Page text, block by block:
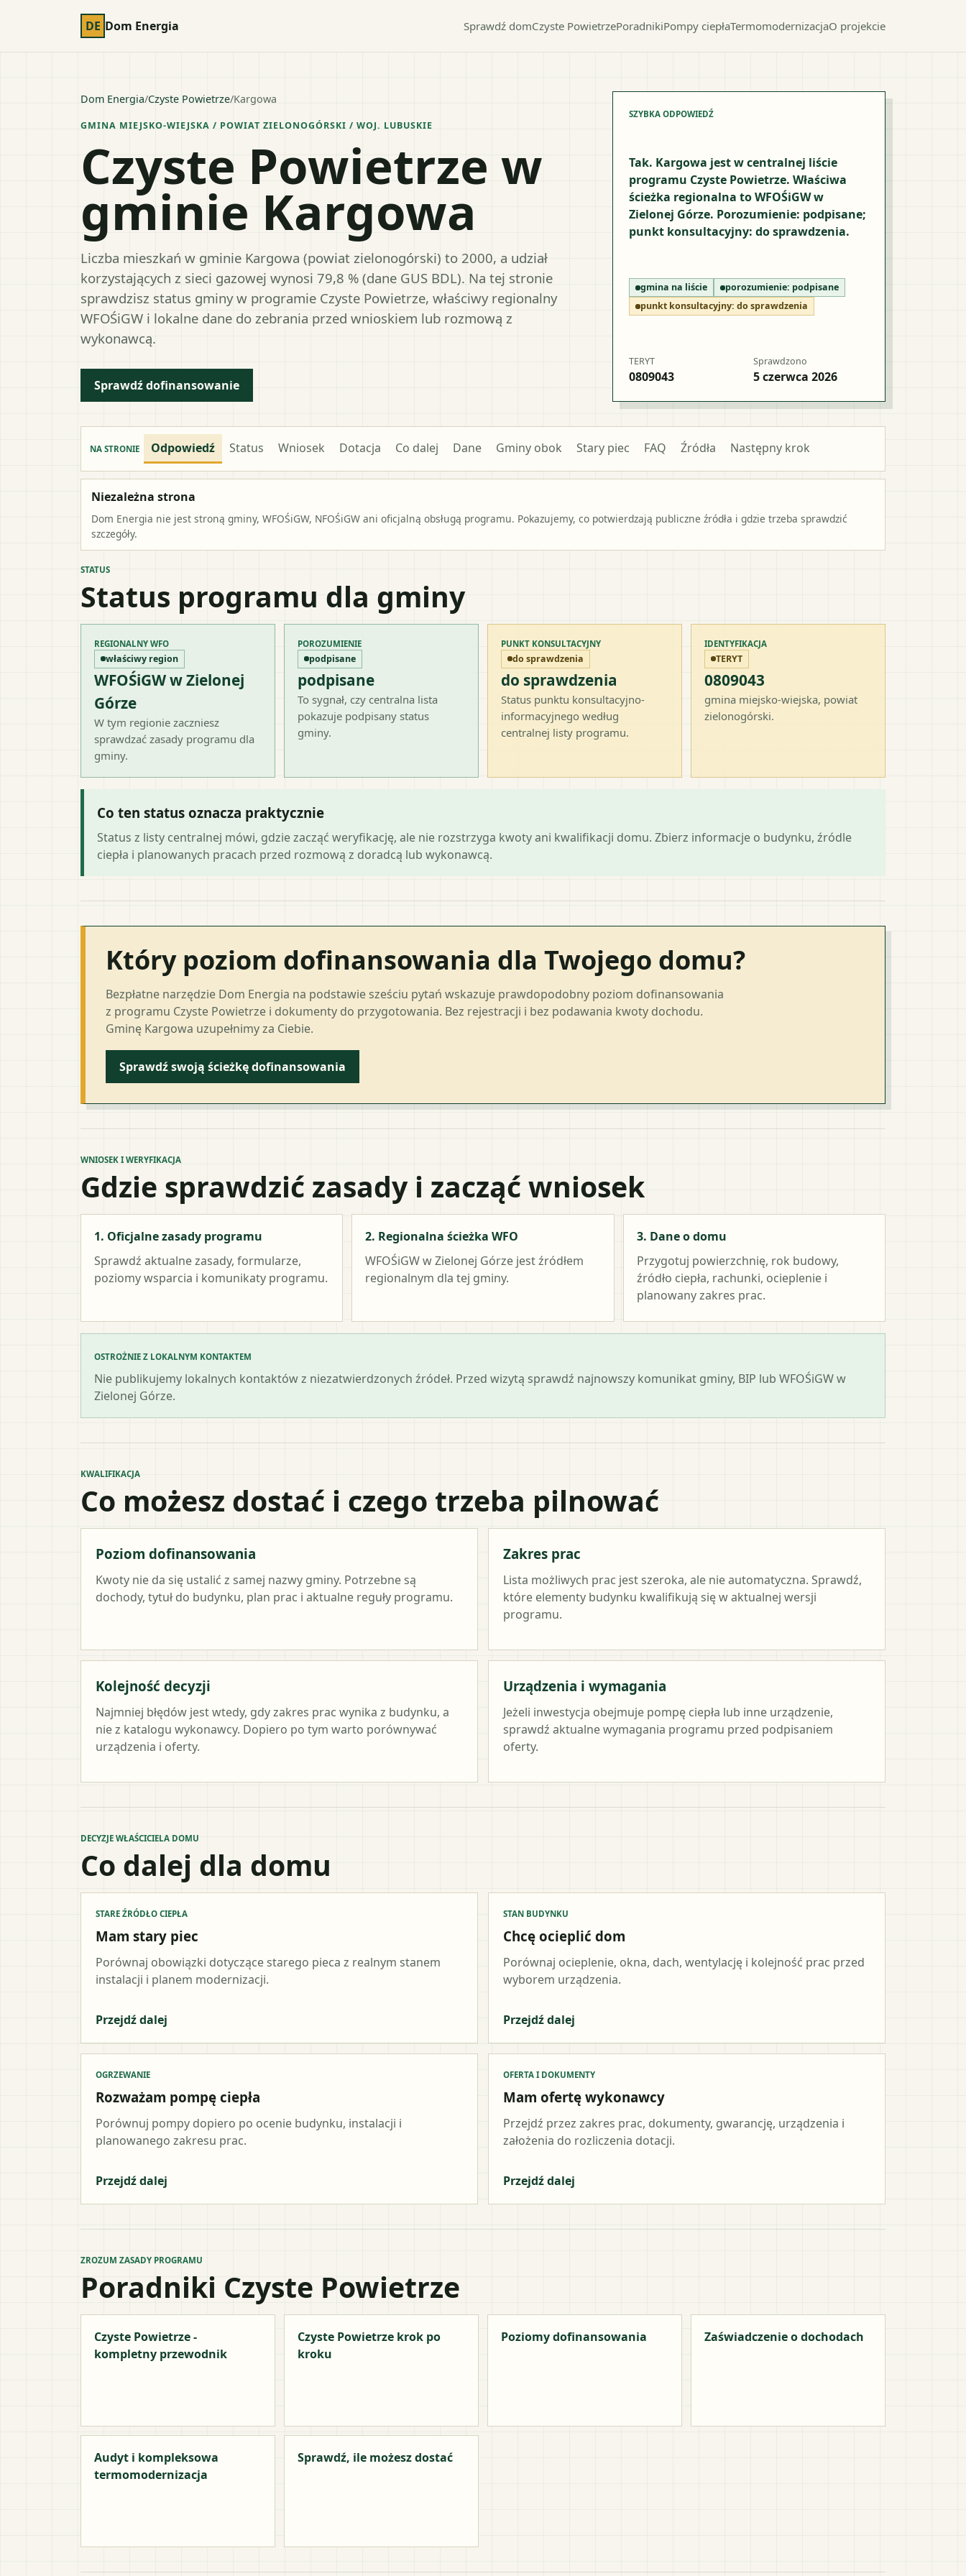
DE Dom Energia Sprawdź domCzyste PowietrzePoradnikiPompy ciepłaTermomodernizacjaO projekcie
Dom Energia/Czyste Powietrze/Kargowa
GMINA MIEJSKO-WIEJSKA / POWIAT ZIELONOGÓRSKI / WOJ. LUBUSKIE
Czyste Powietrze w
gminie Kargowa
Liczba mieszkań w gminie Kargowa (powiat zielonogórski) to 2000, a udział
korzystających z sieci gazowej wynosi 79,8 % (dane GUS BDL). Na tej stronie
sprawdzisz status gminy w programie Czyste Powietrze, właściwy regionalny
WFOŚiGW i lokalne dane do zebrania przed wnioskiem lub rozmową z
wykonawcą.
Sprawdź dofinansowanie
SZYBKA ODPOWIEDŹ
Tak. Kargowa jest w centralnej liście
programu Czyste Powietrze. Właściwa
ścieżka regionalna to WFOŚiGW w
Zielonej Górze. Porozumienie: podpisane;
punkt konsultacyjny: do sprawdzenia.
gmina na liście porozumienie: podpisane
punkt konsultacyjny: do sprawdzenia
TERYT
0809043
Sprawdzono
5 czerwca 2026
NA STRONIE Odpowiedź Status Wniosek Dotacja Co dalej Dane Gminy obok Stary piec FAQ Źródła Następny krok
Niezależna strona
Dom Energia nie jest stroną gminy, WFOŚiGW, NFOŚiGW ani oficjalną obsługą programu. Pokazujemy, co potwierdzają publiczne źródła i gdzie trzeba sprawdzić
szczegóły.
STATUS
Status programu dla gminy
REGIONALNY WFO
właściwy region
WFOŚiGW w Zielonej
Górze
W tym regionie zaczniesz
sprawdzać zasady programu dla
gminy.
POROZUMIENIE
podpisane
podpisane
To sygnał, czy centralna lista
pokazuje podpisany status
gminy.
PUNKT KONSULTACYJNY
do sprawdzenia
do sprawdzenia
Status punktu konsultacyjno-
informacyjnego według
centralnej listy programu.
IDENTYFIKACJA
TERYT
0809043
gmina miejsko-wiejska, powiat
zielonogórski.
Co ten status oznacza praktycznie
Status z listy centralnej mówi, gdzie zacząć weryfikację, ale nie rozstrzyga kwoty ani kwalifikacji domu. Zbierz informacje o budynku, źródle
ciepła i planowanych pracach przed rozmową z doradcą lub wykonawcą.
Który poziom dofinansowania dla Twojego domu?
Bezpłatne narzędzie Dom Energia na podstawie sześciu pytań wskazuje prawdopodobny poziom dofinansowania
z programu Czyste Powietrze i dokumenty do przygotowania. Bez rejestracji i bez podawania kwoty dochodu.
Gminę Kargowa uzupełnimy za Ciebie.
Sprawdź swoją ścieżkę dofinansowania
WNIOSEK I WERYFIKACJA
Gdzie sprawdzić zasady i zacząć wniosek
1. Oficjalne zasady programu
Sprawdź aktualne zasady, formularze,
poziomy wsparcia i komunikaty programu.
2. Regionalna ścieżka WFO
WFOŚiGW w Zielonej Górze jest źródłem
regionalnym dla tej gminy.
3. Dane o domu
Przygotuj powierzchnię, rok budowy,
źródło ciepła, rachunki, ocieplenie i
planowany zakres prac.
OSTROŻNIE Z LOKALNYM KONTAKTEM
Nie publikujemy lokalnych kontaktów z niezatwierdzonych źródeł. Przed wizytą sprawdź najnowszy komunikat gminy, BIP lub WFOŚiGW w
Zielonej Górze.
KWALIFIKACJA
Co możesz dostać i czego trzeba pilnować
Poziom dofinansowania
Kwoty nie da się ustalić z samej nazwy gminy. Potrzebne są
dochody, tytuł do budynku, plan prac i aktualne reguły programu.
Zakres prac
Lista możliwych prac jest szeroka, ale nie automatyczna. Sprawdź,
które elementy budynku kwalifikują się w aktualnej wersji
programu.
Kolejność decyzji
Najmniej błędów jest wtedy, gdy zakres prac wynika z budynku, a
nie z katalogu wykonawcy. Dopiero po tym warto porównywać
urządzenia i oferty.
Urządzenia i wymagania
Jeżeli inwestycja obejmuje pompę ciepła lub inne urządzenie,
sprawdź aktualne wymagania programu przed podpisaniem
oferty.
DECYZJE WŁAŚCICIELA DOMU
Co dalej dla domu
STARE ŹRÓDŁO CIEPŁA
Mam stary piec
Porównaj obowiązki dotyczące starego pieca z realnym stanem
instalacji i planem modernizacji.
Przejdź dalej
STAN BUDYNKU
Chcę ocieplić dom
Porównaj ocieplenie, okna, dach, wentylację i kolejność prac przed
wyborem urządzenia.
Przejdź dalej
OGRZEWANIE
Rozważam pompę ciepła
Porównuj pompy dopiero po ocenie budynku, instalacji i
planowanego zakresu prac.
Przejdź dalej
OFERTA I DOKUMENTY
Mam ofertę wykonawcy
Przejdź przez zakres prac, dokumenty, gwarancję, urządzenia i
założenia do rozliczenia dotacji.
Przejdź dalej
ZROZUM ZASADY PROGRAMU
Poradniki Czyste Powietrze
Czyste Powietrze -
kompletny przewodnik
Czyste Powietrze krok po
kroku
Poziomy dofinansowania Zaświadczenie o dochodach
Audyt i kompleksowa
termomodernizacja
Sprawdź, ile możesz dostać